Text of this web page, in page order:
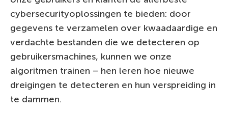
cybersecurityoplossingen te bieden: door
gegevens te verzamelen over kwaadaardige en
verdachte bestanden die we detecteren op
gebruikersmachines, kunnen we onze
algoritmen trainen – hen leren hoe nieuwe
dreigingen te detecteren en hun verspreiding in
te dammen.